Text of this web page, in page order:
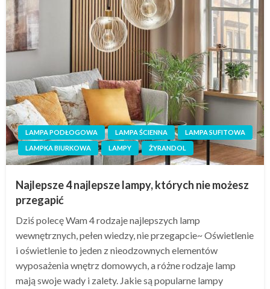
LAMPA PODŁOGOWA LAMPA ŚCIENNA
LAMPA SUFITOWA
LAMPKA BIURKOWA
LAMPY ŻYRANDOL
Najlepsze 4 najlepsze lampy, których nie możesz
przegapić
Dziś polecę Wam 4 rodzaje najlepszych lamp
wewnętrznych, pełen wiedzy, nie przegapcie~ Oświetlenie
i oświetlenie to jeden z nieodzownych elementów
wyposażenia wnętrz domowych, a różne rodzaje lamp
mają swoje wady i zalety. Jakie są popularne lampy